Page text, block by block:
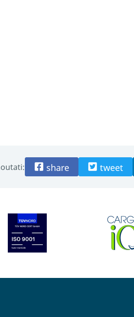
share tweet